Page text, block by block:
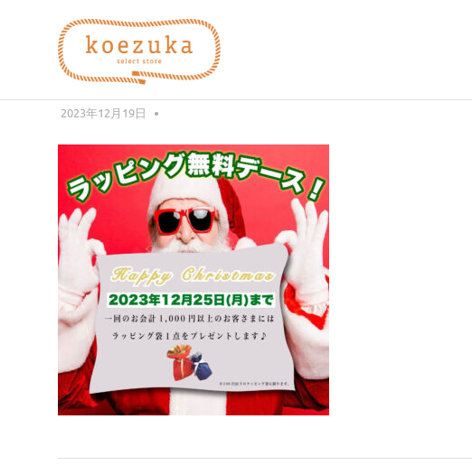
ツ
え
づ
か）
つ
る
ア
セ。
phonto 9
2023年12月19日